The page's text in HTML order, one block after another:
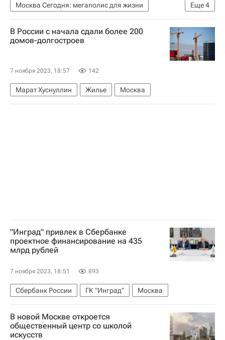
Еще4
Москва Сегодня: мегаполис для жизни
Мосжилинспекция
Москва
Комплекс городского хозяйства Москвы
В России с начала сдали более 200
домов-долгостроев
7 ноября 2023, 18:57 142
Марат Хуснуллин Жилье Москва
"Инград" привлек в Сбербанке
проектное финансирование на 435
млрд рублей
7 ноября 2023, 18:51 893
Сбербанк России ГК "Инград" Москва
В новой Москве откроется
общественный центр со школой
искусств